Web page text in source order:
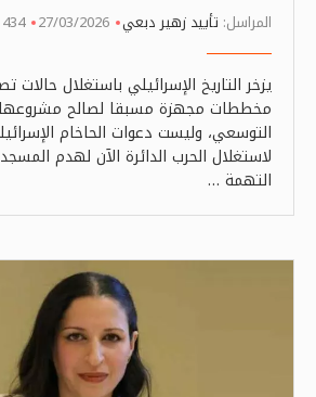
المراسل: تأييد زهير دبعي 27/03/2026 434 زائر
يزخر التاريخ الإسرائيلي باستغلال حالات
مخططات مجهزة مسبقا لصالح مشروعها
التوسعي، وليست دعوات الحاخام
لاستغلال الحرب الدائرة الآن لهدم
التهمة …